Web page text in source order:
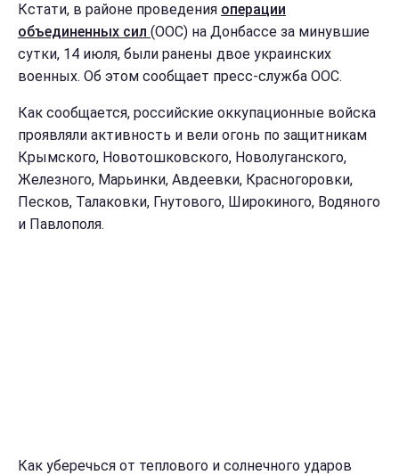
Кстати, в районе проведения операции
объединенных сил (ООС) на Донбассе за минувшие
сутки, 14 июля, были ранены двое украинских
военных. Об этом сообщает пресс-служба ООС.
Как сообщается, российские оккупационные войска
проявляли активность и вели огонь по защитникам
Крымского, Новотошковского, Новолуганского,
Железного, Марьинки, Авдеевки, Красногоровки,
Песков, Талаковки, Гнутового, Широкиного, Водяного
и Павлополя.
Как уберечься от теплового и солнечного ударов